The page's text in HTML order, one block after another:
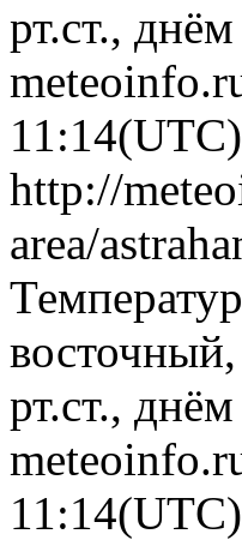
рт.ст.,
11:14(UTC)
http://
area/
рт.ст.,
11:14(UTC)